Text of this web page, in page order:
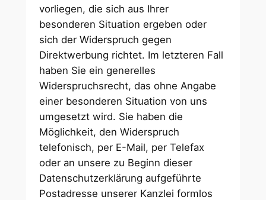
vorliegen, die sich aus Ihrer
besonderen Situation ergeben oder
sich der Widerspruch gegen
Direktwerbung richtet. Im letzteren Fall
haben Sie ein generelles
Widerspruchsrecht, das ohne Angabe
einer besonderen Situation von uns
umgesetzt wird. Sie haben die
Möglichkeit, den Widerspruch
telefonisch, per E-Mail, per Telefax
oder an unsere zu Beginn dieser
Datenschutzerklärung aufgeführte
Postadresse unserer Kanzlei formlos